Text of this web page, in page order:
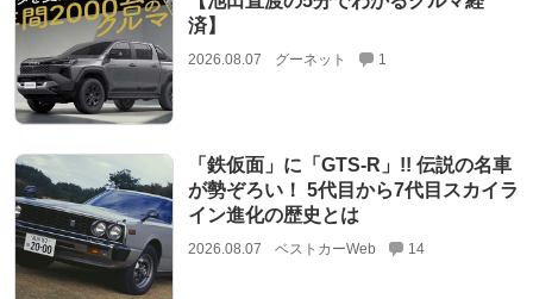
済】
2026.08.07 グーネット 1
「鉄仮面」に「GTS-R」!! 伝説の名車
が勢ぞろい！ 5代目から7代目スカイラ
イン進化の歴史とは
2026.08.07 ベストカーWeb 14